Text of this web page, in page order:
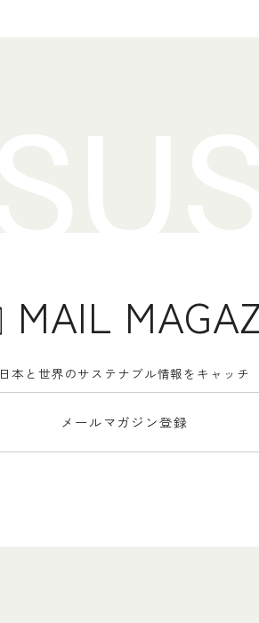
MAIL
日本と世界のサステナブル情報をキャッチ
メールマガジン登録